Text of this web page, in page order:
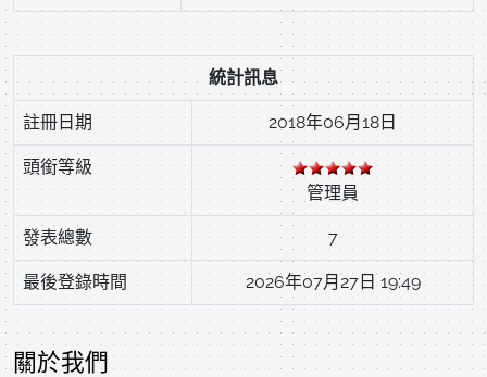
統計訊息
註冊日期 2018年06月18日
頭銜等級
管理員
發表總數 7
最後登錄時間 2026年07月27日 19:49
關於我們